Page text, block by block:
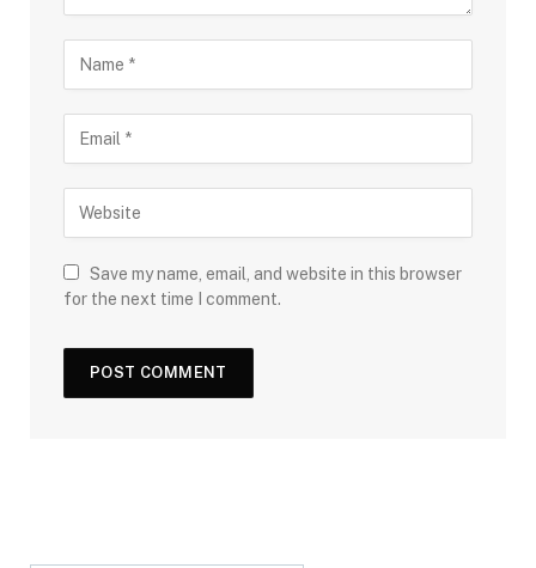
Save my name, email, and website in this browser
for the next time I comment.